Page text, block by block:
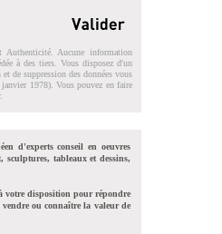
Authenticité. Aucune information
à des tiers. Vous disposez d'un
de suppression des données vous
1978). Vous pouvez en faire
.
d'experts conseil en oeuvres
sculptures, tableaux et dessins,
votre disposition pour répondre
vendre ou connaître la valeur de